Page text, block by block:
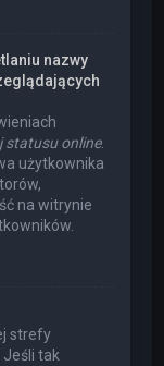
nazwy
statusu online.
użytkownika
na witrynie
strefy
Jeśli tak